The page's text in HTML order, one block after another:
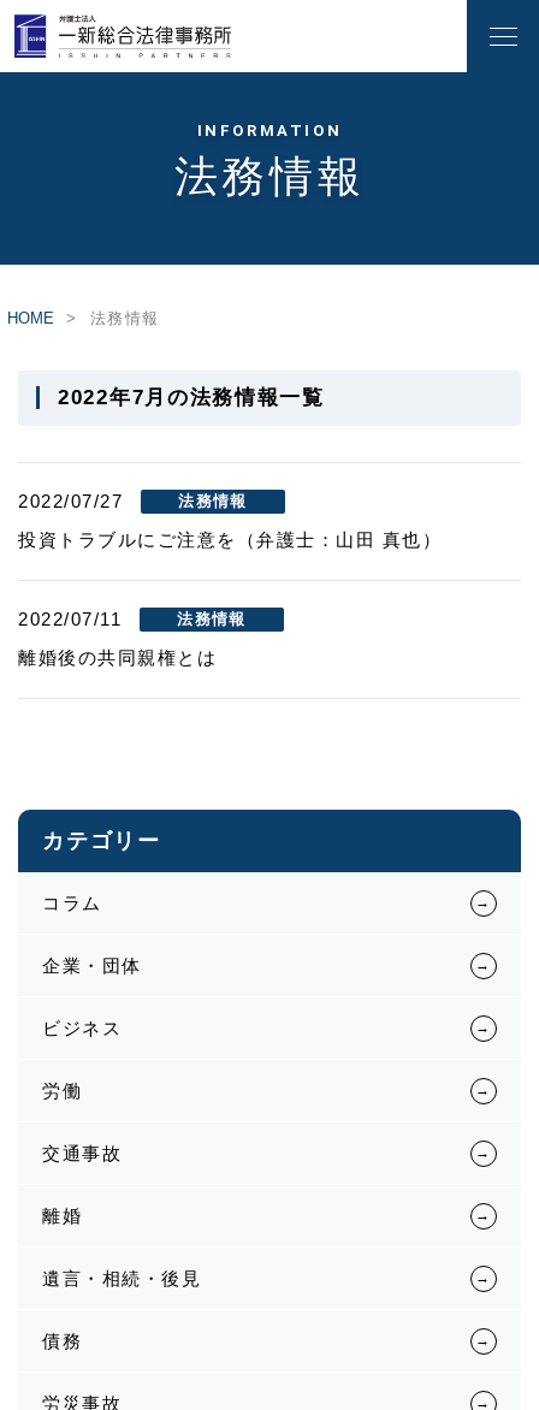
INFORMATION
法務情報
HOME 法務情報
2022年7月の法務情報一覧
2022/07/27 法務情報
投資トラブルにご注意を（弁護士：山田 真也）
2022/07/11 法務情報
離婚後の共同親権とは
カテゴリー
コラム
企業・団体
ビジネス
労働
交通事故
離婚
遺言・相続・後見
債務
労災事故